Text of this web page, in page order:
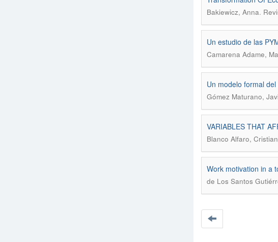
Bakiewicz, Anna.
Un estudio de las
Camarena Adame,
Un modelo formal
Gómez Maturano,
VARIABLES THAT
Blanco Alfaro,
Work motivation in a
de Los Santos